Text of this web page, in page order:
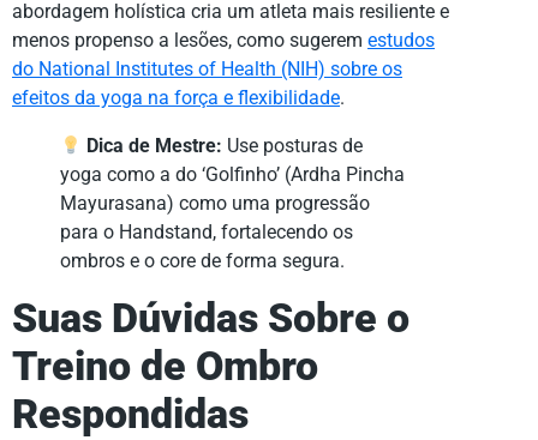
abordagem holística cria um atleta mais resiliente e
menos propenso a lesões, como sugerem estudos
do National Institutes of Health (NIH) sobre os
efeitos da yoga na força e flexibilidade.
Dica de Mestre: Use posturas de
yoga como a do ‘Golfinho’ (Ardha Pincha
Mayurasana) como uma progressão
para o Handstand, fortalecendo os
ombros e o core de forma segura.
Suas Dúvidas Sobre o
Treino de Ombro
Respondidas